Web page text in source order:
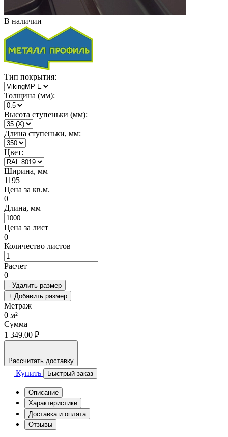
В наличии
Тип покрытия:
Толщина (мм):
Высота ступеньки (мм):
Длина ступеньки, мм:
Цвет:
Ширина, мм
1195
Цена за кв.м.
0
Длина, мм
Цена за лист
0
Количество листов
Расчет
0
- Удалить размер
+ Добавить размер
Метраж
0 м²
Сумма
1 349.00 ₽
Рассчитать доставку
Купить Быстрый заказ
Описание
Характеристики
Доставка и оплата
Отзывы